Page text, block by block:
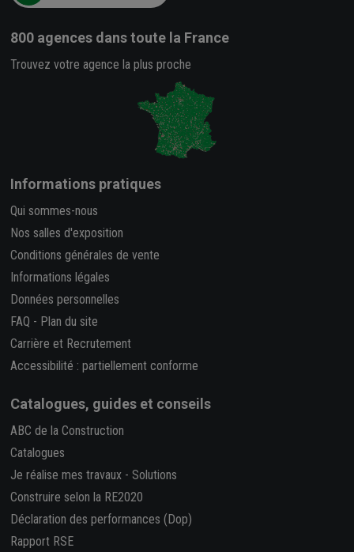
800 agences dans toute la France
Trouvez votre agence la plus proche
Informations pratiques
Qui sommes-nous
Nos salles d'exposition
Conditions générales de vente
Informations légales
Données personnelles
FAQ - Plan du site
Carrière et Recrutement
Accessibilité : partiellement conforme
Catalogues, guides et conseils
ABC de la Construction
Catalogues
Je réalise mes travaux - Solutions
Construire selon la RE2020
Déclaration des performances (Dop)
Rapport RSE